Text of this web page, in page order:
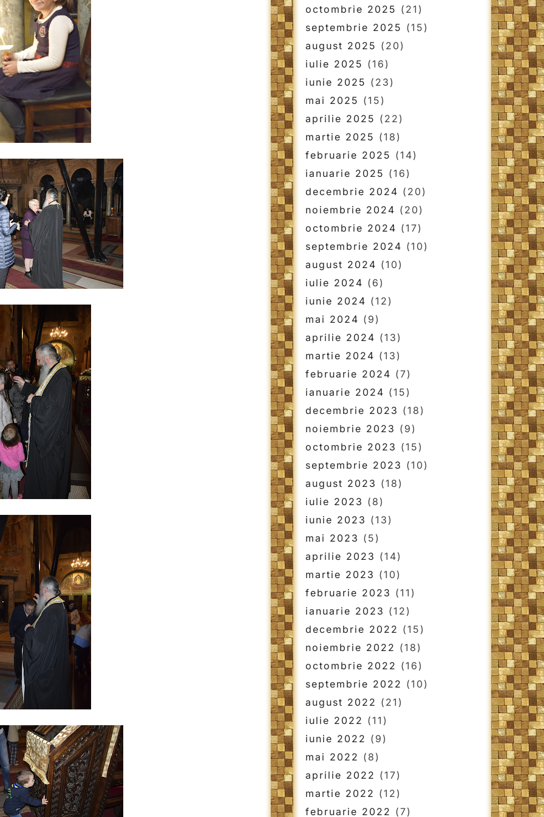
octombrie 2025 (21)
septembrie 2025 (15)
august 2025 (20)
iulie 2025 (16)
iunie 2025 (23)
mai 2025 (15)
aprilie 2025 (22)
martie 2025 (18)
februarie 2025 (14)
ianuarie 2025 (16)
decembrie 2024 (20)
noiembrie 2024 (20)
octombrie 2024 (17)
septembrie 2024 (10)
august 2024 (10)
iulie 2024 (6)
iunie 2024 (12)
mai 2024 (9)
aprilie 2024 (13)
martie 2024 (13)
februarie 2024 (7)
ianuarie 2024 (15)
decembrie 2023 (18)
noiembrie 2023 (9)
octombrie 2023 (15)
septembrie 2023 (10)
august 2023 (18)
iulie 2023 (8)
iunie 2023 (13)
mai 2023 (5)
aprilie 2023 (14)
martie 2023 (10)
februarie 2023 (11)
ianuarie 2023 (12)
decembrie 2022 (15)
noiembrie 2022 (18)
octombrie 2022 (16)
septembrie 2022 (10)
august 2022 (21)
iulie 2022 (11)
iunie 2022 (9)
mai 2022 (8)
aprilie 2022 (17)
martie 2022 (12)
februarie 2022 (7)